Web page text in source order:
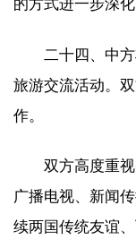
的方式进一步深化
二十四、中
旅游交流活动。
作。
双方高度重
广播电视、新闻
续两国传统友谊